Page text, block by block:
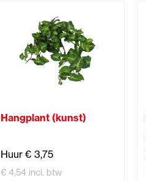
Hangplant (kunst)
Huur € 3,75
€ 4,54 incl. btw